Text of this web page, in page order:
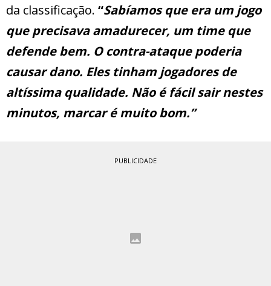
da classificação. “Sabíamos que era um jogo
que precisava amadurecer, um time que
defende bem. O contra-ataque poderia
causar dano. Eles tinham jogadores de
altíssima qualidade. Não é fácil sair nestes
minutos, marcar é muito bom.”
PUBLICIDADE